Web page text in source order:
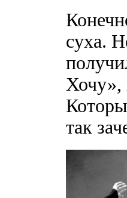
суха.
Хочу»,
так